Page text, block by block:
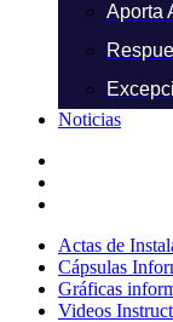
Aporta
Noticias
Actas de
Cápsulas
Gráficas
Videos